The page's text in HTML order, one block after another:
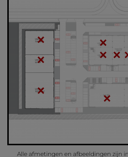
Alle afmetingen en afbeeldingen zijn